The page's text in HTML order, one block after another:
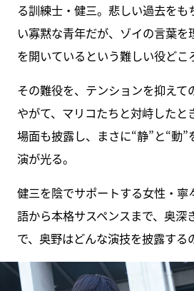
る訓練士・健三。悲しい過去をも
い寡黙な青年だが、ゾイの言葉
を開いているという難しい役どこ
その難役を、テンションを抑えて
やがて、マリコたちと対峙したと
場面も披露し、まさに“静”と“動
演が光る。
健三を陰でサポートする女性・寧
語から本格サスペンスまで、奥深
で、奥野はどんな演技を披露する